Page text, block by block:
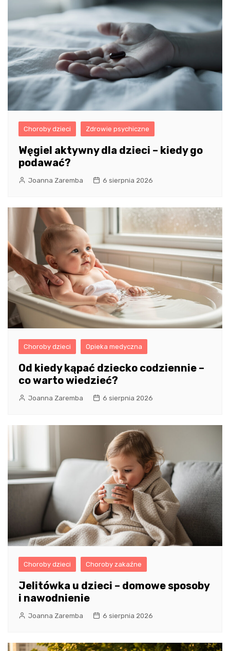
Choroby dzieci Zdrowie psychiczne
Węgiel aktywny dla dzieci – kiedy go
podawać?
Joanna Zaremba 6 sierpnia 2026
Choroby dzieci Opieka medyczna
Od kiedy kąpać dziecko codziennie –
co warto wiedzieć?
Joanna Zaremba 6 sierpnia 2026
Choroby dzieci Choroby zakaźne
Jelitówka u dzieci – domowe sposoby
i nawodnienie
Joanna Zaremba 6 sierpnia 2026